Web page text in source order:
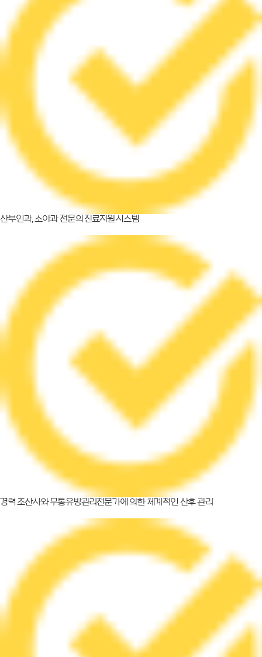
산부인과, 소아과 전문의 진료지원 시스템
경력 조산사와 무통유방관리전문가에 의한 체계적인 산후 관리